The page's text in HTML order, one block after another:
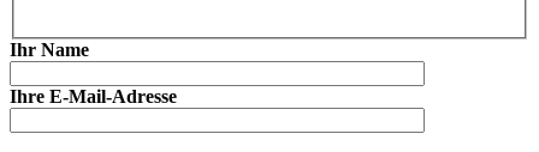
Ihr Name
Ihre E-Mail-Adresse